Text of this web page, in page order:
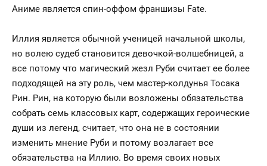
Аниме является спин-оффом франшизы Fate.
Иллия является обычной ученицей начальной школы,
но волею судеб становится девочкой-волшебницей, а
все потому что магический жезл Руби считает ее более
подходящей на эту роль, чем мастер-колдунья Тосака
Рин. Рин, на которую были возложены обязательства
собрать семь классовых карт, содержащих героические
души из легенд, считает, что она не в состоянии
изменить мнение Руби и потому возлагает все
обязательства на Иллию. Во время своих новых